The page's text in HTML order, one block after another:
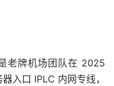
老牌机场团队在 2025
入口 IPLC 内网专线，